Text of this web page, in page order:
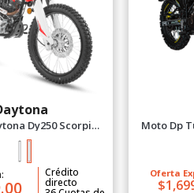
Dy250 Scorpion
Crédito
directo
Moto Dp
Oferta